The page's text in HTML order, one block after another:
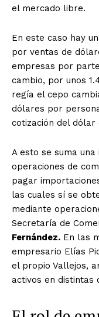
el mercado libre.
En este caso hay
por ventas de
empresas por
cambio, por unos
regía el cepo
dólares por
cotización del dólar
A esto se suma
operaciones de
pagar
las cuales sí se
mediante
Secretaría de
Fernández. En las
empresario Elías
el propio Vallejos,
activos en distintas